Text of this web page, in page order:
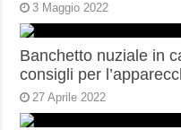
3 Maggio 2022
Banchetto nuziale in
consigli per
27 Aprile 2022